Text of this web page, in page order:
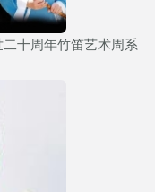
十周年竹笛艺术周系